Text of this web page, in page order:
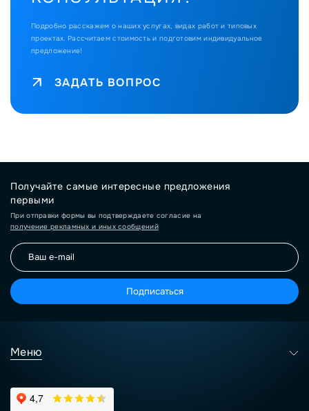
Подробно расскажем о наших услугах, видах работ и типовых
проектах. Рассчитаем стоимость и подготовим индивидуальное
предложение!
ЗАДАТЬ ВОПРОС
Получайте самые интересные предложения
первыми
При отправки формы вы подтверждаете согласие на
получение рекламных и иных сообщений
Подписаться
Меню